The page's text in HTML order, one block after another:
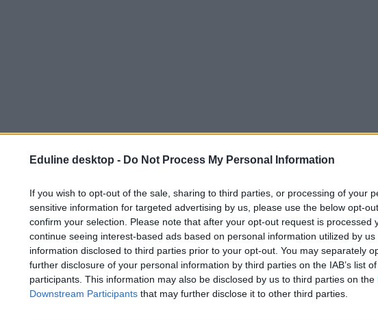
Eduline desktop - Do Not Process My Personal Information
If you wish to opt-out of the sale, sharing to third parties, or processing of your
sensitive information for targeted advertising by us, please use the below opt-
confirm your selection. Please note that after your opt-out request is processed
continue seeing interest-based ads based on personal information utilized by
information disclosed to third parties prior to your opt-out. You may separately
further disclosure of your personal information by third parties on the IAB’s list
participants. This information may also be disclosed by us to third parties on the
Downstream Participants that may further disclose it to other third parties.
alapján a hallgatók 55,6 százaléka dolgozott az egyetem mellett a vizsgált
heti 20 óránál is többet tölt munkával.